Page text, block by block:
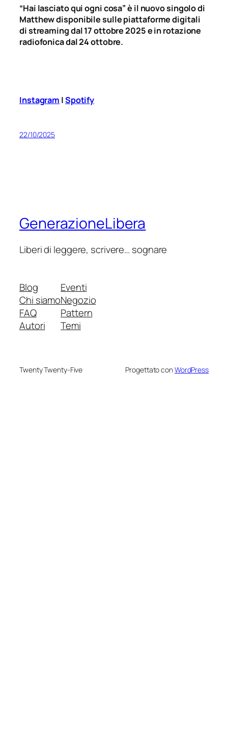
“Hai lasciato qui ogni cosa” è il nuovo singolo di
Matthewdisponibile sulle piattaforme digitali
di streaming dal 17 ottobre 2025 e in rotazione
radiofonica dal 24 ottobre.
Instagram |Spotify
22/10/2025
GenerazioneLibera
Liberi di leggere, scrivere… sognare
Blog
Chi siamo
FAQ
Autori
Eventi
Negozio
Pattern
Temi
Twenty Twenty-Five Progettato conWordPress